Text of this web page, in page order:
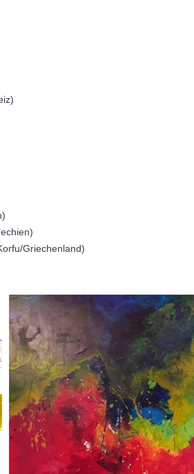
Griechenland)